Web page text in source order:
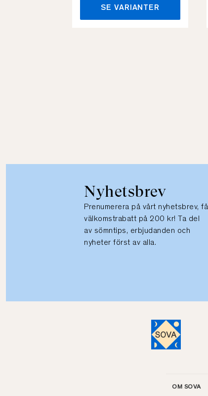
SE VARIANTER
Nyhetsbrev
Prenumerera på vårt nyhetsbrev, få
välkomstrabatt på 200 kr! Ta del
av sömntips, erbjudanden och
nyheter först av alla.
OM SOVA